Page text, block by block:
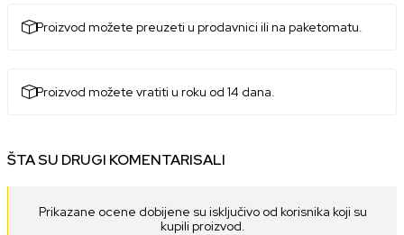
Proizvod možete preuzeti u prodavnici ili na paketomatu.
Proizvod možete vratiti u roku od 14 dana.
ŠTA SU DRUGI KOMENTARISALI
Prikazane ocene dobijene su isključivo od korisnika koji su
kupili proizvod.